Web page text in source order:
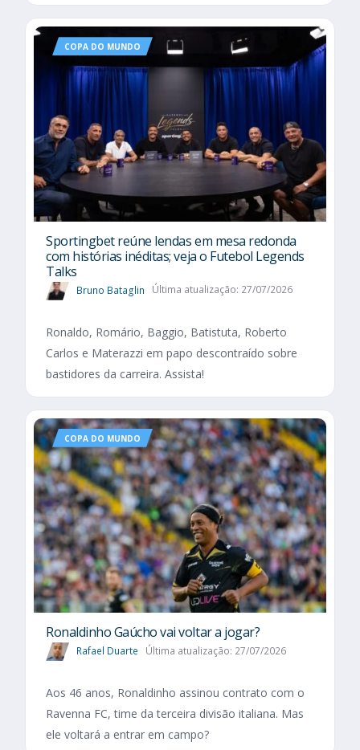
COPA DO MUNDO
Sportingbet reúne lendas em mesa redonda
com histórias inéditas; veja o Futebol Legends
Talks
Bruno Bataglin Última atualização: 27/07/2026
Ronaldo, Romário, Baggio, Batistuta, Roberto
Carlos e Materazzi em papo descontraído sobre
bastidores da carreira. Assista!
COPA DO MUNDO
Ronaldinho Gaúcho vai voltar a jogar?
Rafael Duarte Última atualização: 27/07/2026
Aos 46 anos, Ronaldinho assinou contrato com o
Ravenna FC, time da terceira divisão italiana. Mas
ele voltará a entrar em campo?